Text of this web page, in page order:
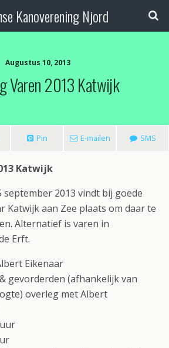
Kanoverening Njord
Augustus 10, 2013
Varen 2013 Katwijk
Pin E-mailen SMS
Katwijk
september 2013 vindt bij goede
Katwijk aan Zee plaats om daar te
Alternatief is varen in
Erft.
Eikenaar
gevorderden (afhankelijk van
overleg met Albert